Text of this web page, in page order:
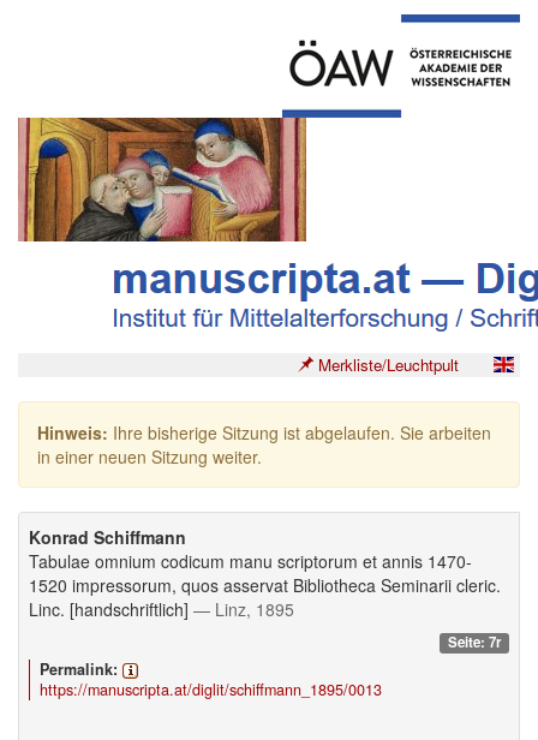
Merkliste/Leuchtpult
Hinweis: Ihre bisherige Sitzung ist abgelaufen. Sie arbeiten
in einer neuen Sitzung weiter.
Konrad Schiffmann
Tabulae omnium codicum manu scriptorum et annis 1470-
1520 impressorum, quos asservat Bibliotheca Seminarii cleric.
Linc. [handschriftlich] — Linz, 1895
Seite: 7r
Permalink:
https://manuscripta.at/diglit/schiffmann_1895/0013